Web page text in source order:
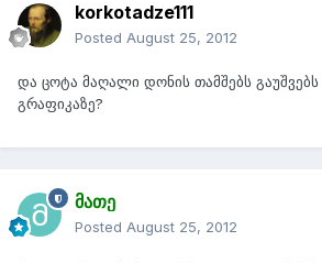
korkotadze111
Posted August 25, 2012
და ცოტა მაღალი დონის თამშებს
გრაფიკაზე?
მათე
Posted August 25, 2012